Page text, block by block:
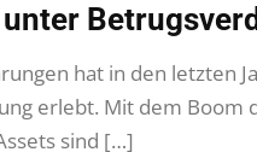
hat in den letzten
erlebt. Mit dem Boom
sind […]